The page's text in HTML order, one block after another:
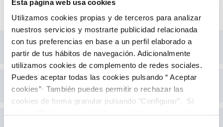
Esta página web usa cookies
Utilizamos cookies propias y de terceros para analizar
nuestros servicios y mostrarte publicidad relacionada
con tus preferencias en base a un perfil elaborado a
partir de tus hábitos de navegación. Adicionalmente
utilizamos cookies de complemento de redes sociales.
Puedes aceptar todas las cookies pulsando “ Aceptar
cookies”· También puedes permitir o rechazar las
cookies de forma granular pulsando “Configurar”. Si
Gestión de calidad (ISO 9001) yambiental
(ISO 14001)
Gestión de la Inocuidad del Agua (ISO
22000)
Gestión de la Continuidad de Negocio (ISO